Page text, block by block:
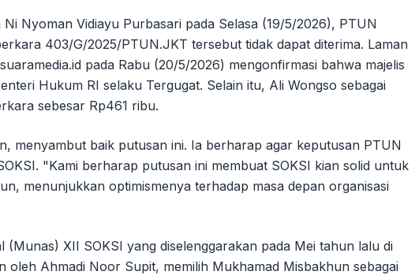
Nyoman Vidiayu Purbasari pada Selasa (19/5/2026), PTUN
403/G/2025/PTUN.JKT tersebut tidak dapat diterima. Laman
pada Rabu (20/5/2026) mengonfirmasi bahwa majelis
Hukum RI selaku Tergugat. Selain itu, Ali Wongso sebagai
sebesar Rp461 ribu.
menyambut baik putusan ini. Ia berharap agar keputusan PTUN
"Kami berharap putusan ini membuat SOKSI kian solid untuk
menunjukkan optimismenya terhadap masa depan organisasi
XII SOKSI yang diselenggarakan pada Mei tahun lalu di
Ahmadi Noor Supit, memilih Mukhamad Misbakhun sebagai